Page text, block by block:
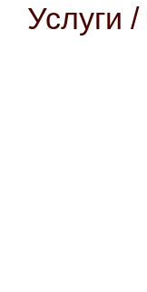
Услуги /